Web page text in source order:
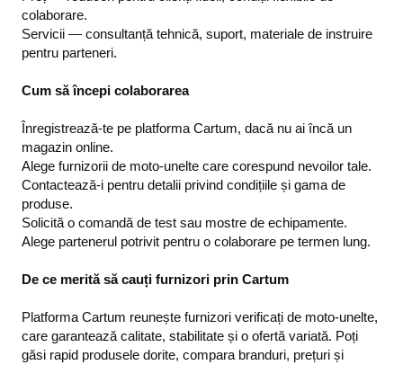
colaborare.
Servicii — consultanță tehnică, suport, materiale de instruire
pentru parteneri.
Cum să începi colaborarea
Înregistrează-te pe platforma Cartum, dacă nu ai încă un
magazin online.
Alege furnizorii de moto-unelte care corespund nevoilor tale.
Contactează-i pentru detalii privind condițiile și gama de
produse.
Solicită o comandă de test sau mostre de echipamente.
Alege partenerul potrivit pentru o colaborare pe termen lung.
De ce merită să cauți furnizori prin Cartum
Platforma Cartum reunește furnizori verificați de moto-unelte,
care garantează calitate, stabilitate și o ofertă variată. Poți
găsi rapid produsele dorite, compara branduri, prețuri și